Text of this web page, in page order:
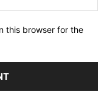
this browser for the